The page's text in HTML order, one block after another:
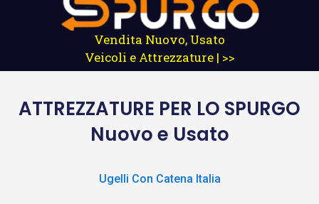
Vendita Nuovo, Usato
Veicoli e Attrezzature | >>
ATTREZZATURE PER LO SPURGO
Nuovo e Usato
Ugelli Con Catena Italia